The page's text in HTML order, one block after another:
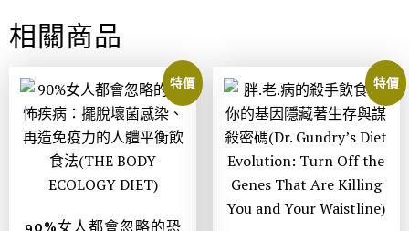
相關商品
特價
90%女人都會忽略的恐
特價